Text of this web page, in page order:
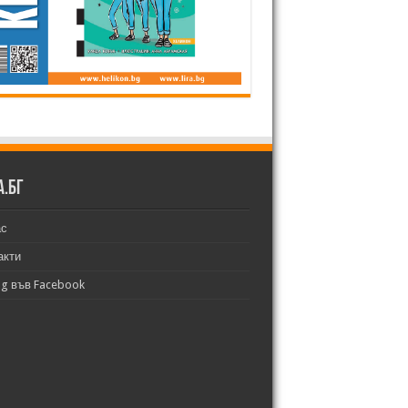
във Facebook